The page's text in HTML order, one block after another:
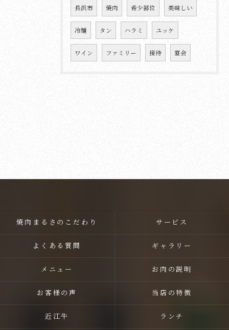
長浜市 焼肉 希少部位 美味しい
冷麺 タン ハラミ ユッケ
ワイン ファミリー 接待 宴会
焼肉まるさのこだわり サービス
よくある質問 ギャラリー
メニュー お肉の説明
お客様の声 当店の特徴
近江牛 ランチ